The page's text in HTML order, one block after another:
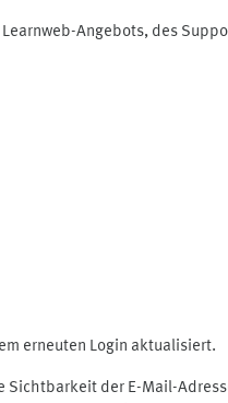
Angebots, des
erneuten Login aktualisiert.
der E-Mail-